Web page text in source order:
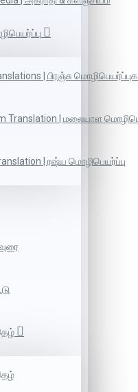
| பிரஞ்சு
Translation | மலையாள
| ரஷ்ய மொழிபெயர்ப்பு